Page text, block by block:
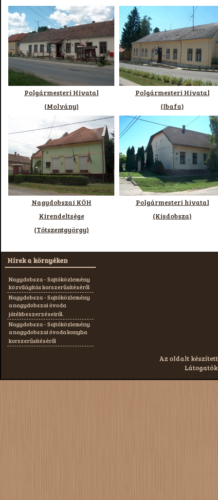
Polgármesteri Hivatal
(Molvány)
Polgármesteri Hivatal
(Ibafa)
Nagydobszai KÖH
Kirendeltsége
(Tótszentgyörgy)
Polgármesteri hivatal
(Kisdobsza)
Hírek a környéken
Nagydobsza - Sajtóközlemény
közvilágítás korszerűsítéséről
Nagydobsza - Sajtóközlemény
a nagydobszai óvoda
játékbeszerzéseiről.
Nagydobsza - Sajtóközlemény
a nagydobszai óvoda konyha
korszerűsítéséről
Az oldalt